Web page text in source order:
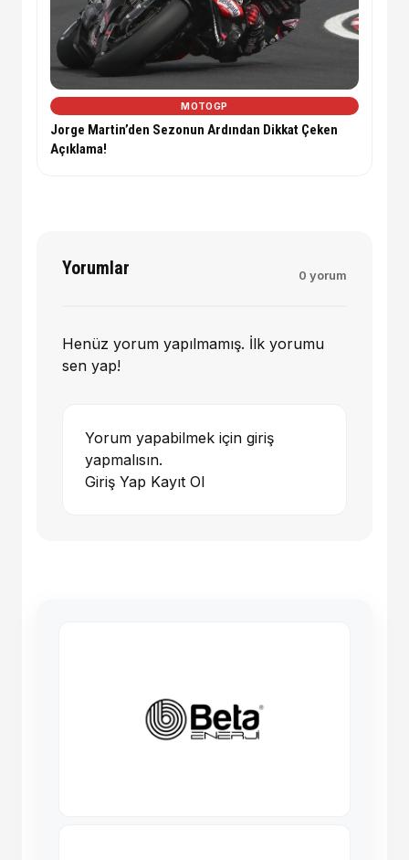
MOTOGP
Jorge Martin’den Sezonun Ardından Dikkat Çeken
Açıklama!
Yorumlar 0 yorum
Henüz yorum yapılmamış. İlk yorumu
sen yap!
Yorum yapabilmek için giriş
yapmalısın.
Giriş Yap Kayıt Ol